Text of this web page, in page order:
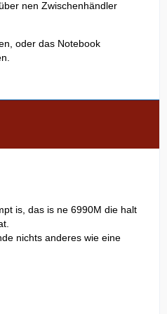
: Ja
Ja
: Ja
: Ja
zeichnen : Ja
: Ja
zeichnen : Ja
: Ja
zeichnen : Ja
: Ja
zeichnen : Ja
Ja
: Ja
: Ja
nen Zwischenhändler
oder das Notebook
is, das is ne 6990M die halt
nichts anderes wie eine